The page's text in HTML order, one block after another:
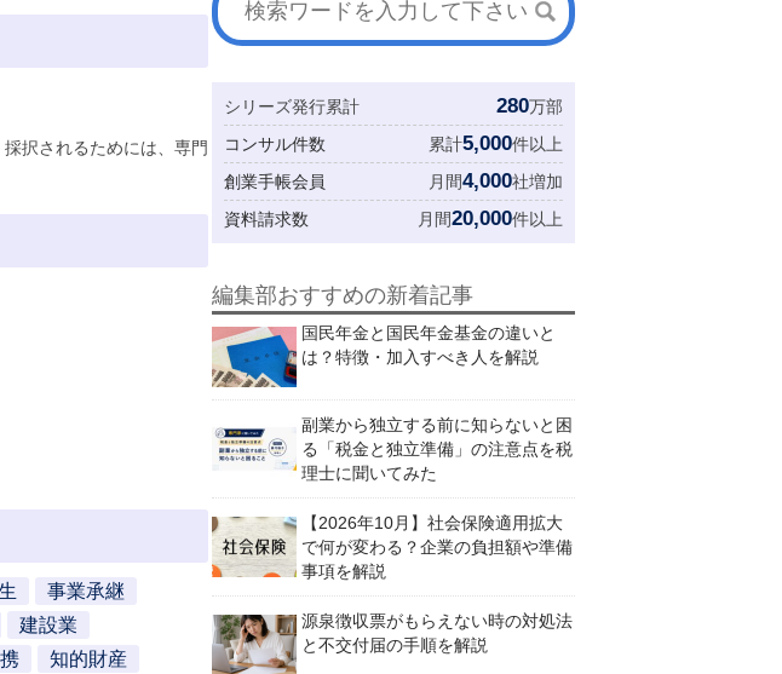
択されるためには、専門
事業承継
建設業
知的財産
シリーズ発行累計 280万部
コンサル件数
累計5,000件以上
創業手帳会員
月間4,000社増加
資料請求数
月間20,000件以上
編集部おすすめの新着記事
国民年金と国民年金基金の違いと
は？特徴・加入すべき人を解説
副業から独立する前に知らないと困
る「税金と独立準備」の注意点を税
理士に聞いてみた
【2026年10月】社会保険適用拡大
で何が変わる？企業の負担額や準備
事項を解説
源泉徴収票がもらえない時の対処法
と不交付届の手順を解説